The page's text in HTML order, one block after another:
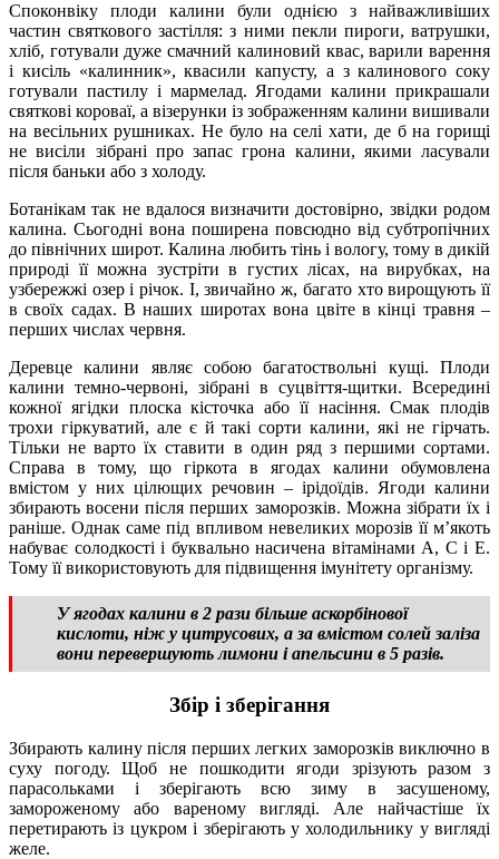
Споконвіку плоди калини були однією з найважливіших
частин святкового застілля: з ними пекли пироги, ватрушки,
хліб, готували дуже смачний калиновий квас, варили варення
і кисіль «калинник», квасили капусту, а з калинового соку
готували пастилу і мармелад. Ягодами калини прикрашали
святкові короваї, а візерунки із зображенням калини вишивали
на весільних рушниках. Не було на селі хати, де б на горищі
не висіли зібрані про запас грона калини, якими ласували
після баньки або з холоду.
Ботанікам так не вдалося визначити достовірно, звідки родом
калина. Сьогодні вона поширена повсюдно від субтропічних
до північних широт. Калина любить тінь і вологу, тому в дикій
природі її можна зустріти в густих лісах, на вирубках, на
узбережжі озер і річок. І, звичайно ж, багато хто вирощують її
в своїх садах. В наших широтах вона цвіте в кінці травня –
перших числах червня.
Деревце калини являє собою багатоствольні кущі. Плоди
калини темно-червоні, зібрані в суцвіття-щитки. Всередині
кожної ягідки плоска кісточка або її насіння. Смак плодів
трохи гіркуватий, але є й такі сорти калини, які не гірчать.
Тільки не варто їх ставити в один ряд з першими сортами.
Справа в тому, що гіркота в ягодах калини обумовлена
вмістом у них цілющих речовин – ірідоїдів. Ягоди калини
збирають восени після перших заморозків. Можна зібрати їх і
раніше. Однак саме під впливом невеликих морозів її м’якоть
набуває солодкості і буквально насичена вітамінами А, С і Е.
Тому її використовують для підвищення імунітету організму.
У ягодах калини в 2 рази більше аскорбінової
кислоти, ніж у цитрусових, а за вмістом солей заліза
вони перевершують лимони і апельсини в 5 разів.
Збір і зберігання
Збирають калину після перших легких заморозків виключно в
суху погоду. Щоб не пошкодити ягоди зрізують разом з
парасольками і зберігають всю зиму в засушеному,
замороженому або вареному вигляді. Але найчастіше їх
перетирають із цукром і зберігають у холодильнику у вигляді
желе.